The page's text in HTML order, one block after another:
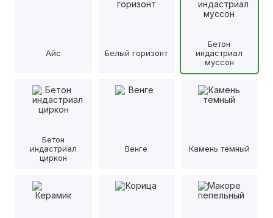
Айс Белый горизонт
Бетон
индастриал
муссон
Бетон
индастриал
циркон
Венге Камень темный